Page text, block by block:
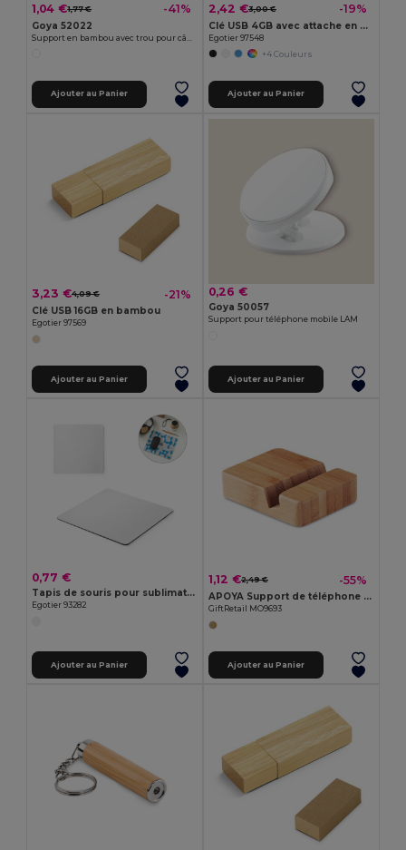
1,04 €1,77 € -41%
Goya 52022
Ajouter au Panier
2,42 €3,00 € -19%
Clé USB 4GB avec attache en métal
Egotier 97548
+4 Couleurs
Ajouter au Panier
3,23 €4,09 € -21%
Clé USB 16GB en bambou
Egotier 97569
Ajouter au Panier
0,26 €
Goya 50057
Support pour téléphone mobile LAM
Ajouter au Panier
0,77 €
Tapis de souris pour sublimation
Egotier 93282
Ajouter au Panier
1,12 €2,49 € -55%
APOYA Support de téléphone en bambou
GiftRetail MO9693
Ajouter au Panier